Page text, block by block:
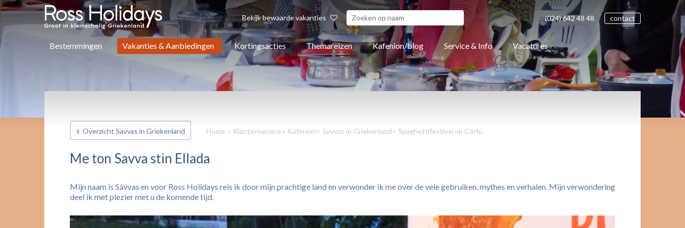
Bekijk bewaarde vakanties (024)642 48 48 contact
Bestemmingen Vakanties & Aanbiedingen Kortingsacties Themareizen Kafenion/blog Service & Info Vacatures
Overzicht Savvas in Griekenland Home > Klantenservice> Kafenion> Savvas in Griekenland> Spaghettifestival op Corfu
Me ton Savva stin Ellada
Mijn naam is Sávvas en voor Ross Holidays reis ik door mijn prachtige land en verwonder ik me over de vele gebruiken, mythes en verhalen. Mijn verwondering
deel ik met plezier met u de komende tijd.